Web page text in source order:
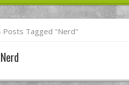
Posts Tagged "nerd"
Nerd